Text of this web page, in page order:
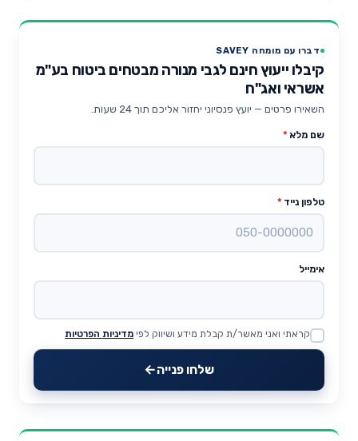
דברו עם מומחה SAVEY
קיבלו ייעוץ חינם לגבי מנורה מבטחים ביטוח בע"מ
אשראי ואג"ח
השאירו פרטים — יועץ פנסיוני יחזור אליכם תוך 24 שעות.
שם מלא *
טלפון נייד *
אימייל
Website
קראתי ואני מאשר/ת קבלת מידע ושיווק לפי מדיניות הפרטיות
שלחו פנייה